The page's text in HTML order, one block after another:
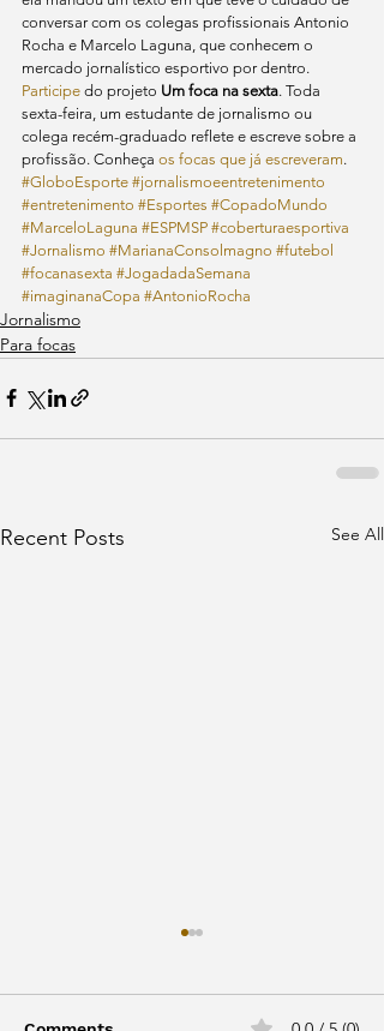
conversar com os colegas profissionais Antonio
Rocha e Marcelo Laguna, que conhecem o
mercado jornalístico esportivo por dentro.
Participe do projeto Um foca na sexta. Toda
sexta-feira, um estudante de jornalismo ou
colega recém-graduado reflete e escreve sobre a
profissão. Conheça os focas que já escreveram.
#GloboEsporte #jornalismoeentretenimento
#entretenimento #Esportes #CopadoMundo
#MarceloLaguna #ESPMSP #coberturaesportiva
#Jornalismo #MarianaConsolmagno #futebol
#focanasexta #JogadadaSemana
#imaginanaCopa #AntonioRocha
Jornalismo
Para focas
Recent Posts See All